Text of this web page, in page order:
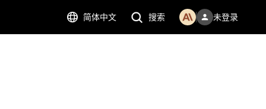
简体中文 搜索 未登录